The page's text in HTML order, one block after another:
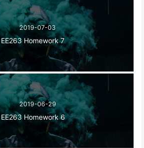
2019-07-03
EE263 Homework 7
2019-06-29
EE263 Homework 6